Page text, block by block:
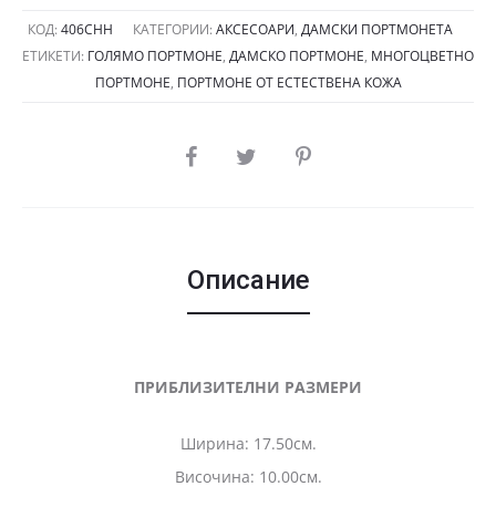
КОД: 406СНН КАТЕГОРИИ: АКСЕСОАРИ, ДАМСКИ ПОРТМОНЕТА
ЕТИКЕТИ: ГОЛЯМО ПОРТМОНЕ, ДАМСКО ПОРТМОНЕ, МНОГОЦВЕТНО
ПОРТМОНЕ, ПОРТМОНЕ ОТ ЕСТЕСТВЕНА КОЖА
SHARE
Описание
ПРИБЛИЗИТЕЛНИ РАЗМЕРИ
Ширина: 17.50см.
Височина: 10.00см.